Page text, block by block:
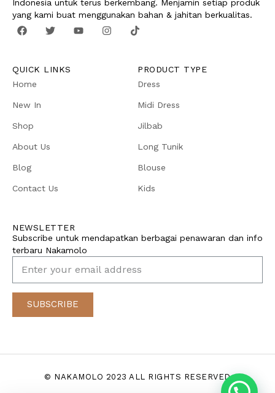
Indonesia untuk terus berkembang. Menjamin setiap produk
yang kami buat menggunakan bahan & jahitan berkualitas.
QUICK LINKS
Home
New In
Shop
About Us
Blog
Contact Us
PRODUCT TYPE
Dress
Midi Dress
Jilbab
Long Tunik
Blouse
Kids
NEWSLETTER
Subscribe untuk mendapatkan berbagai penawaran dan info
terbaru Nakamolo
SUBSCRIBE
© NAKAMOLO 2023 ALL RIGHTS RESERVED